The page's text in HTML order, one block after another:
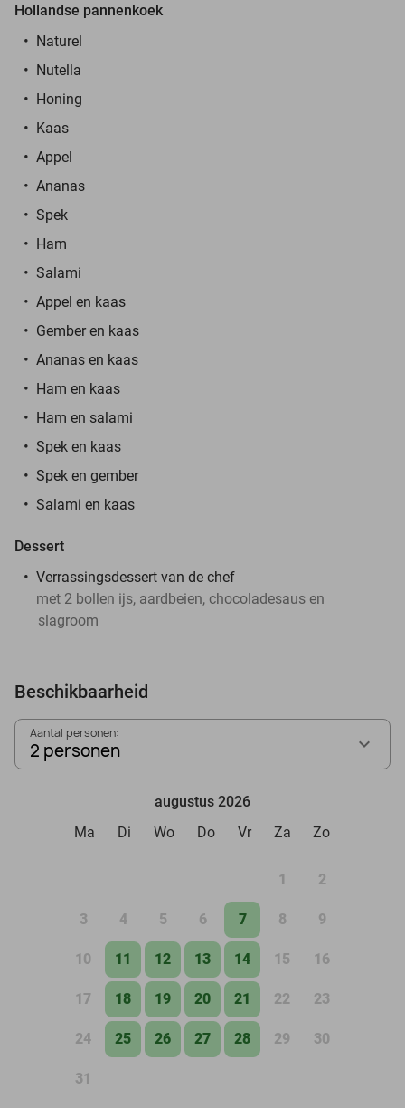
Hollandse pannenkoek
Naturel
Nutella
Honing
Kaas
Appel
Ananas
Spek
Ham
Salami
Appel en kaas
Gember en kaas
Ananas en kaas
Ham en kaas
Ham en salami
Spek en kaas
Spek en gember
Salami en kaas
Dessert
Verrassingsdessert van de chef
met 2 bollen ijs, aardbeien, chocoladesaus en
slagroom
Beschikbaarheid
Aantal personen:
2 personen
augustus 2026
Ma
Di Wo Do Vr Za Zo
1 2
3 4 5 6 7 8 9
10 11 12 13 14 15 16
17 18 19 20 21 22 23
24 25 26 27 28 29 30
31